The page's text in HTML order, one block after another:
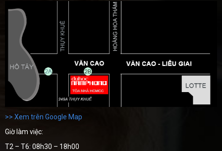
>> Xem trên Google Map
Giờ làm việc:
T2 – T6: 08h30 – 18h00